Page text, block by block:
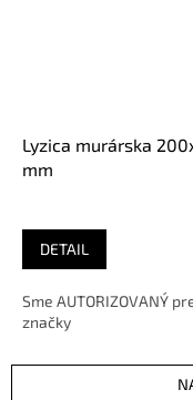
Lyzica murárska
mm
DETAIL
Sme AUTORIZOVANÝ
značky